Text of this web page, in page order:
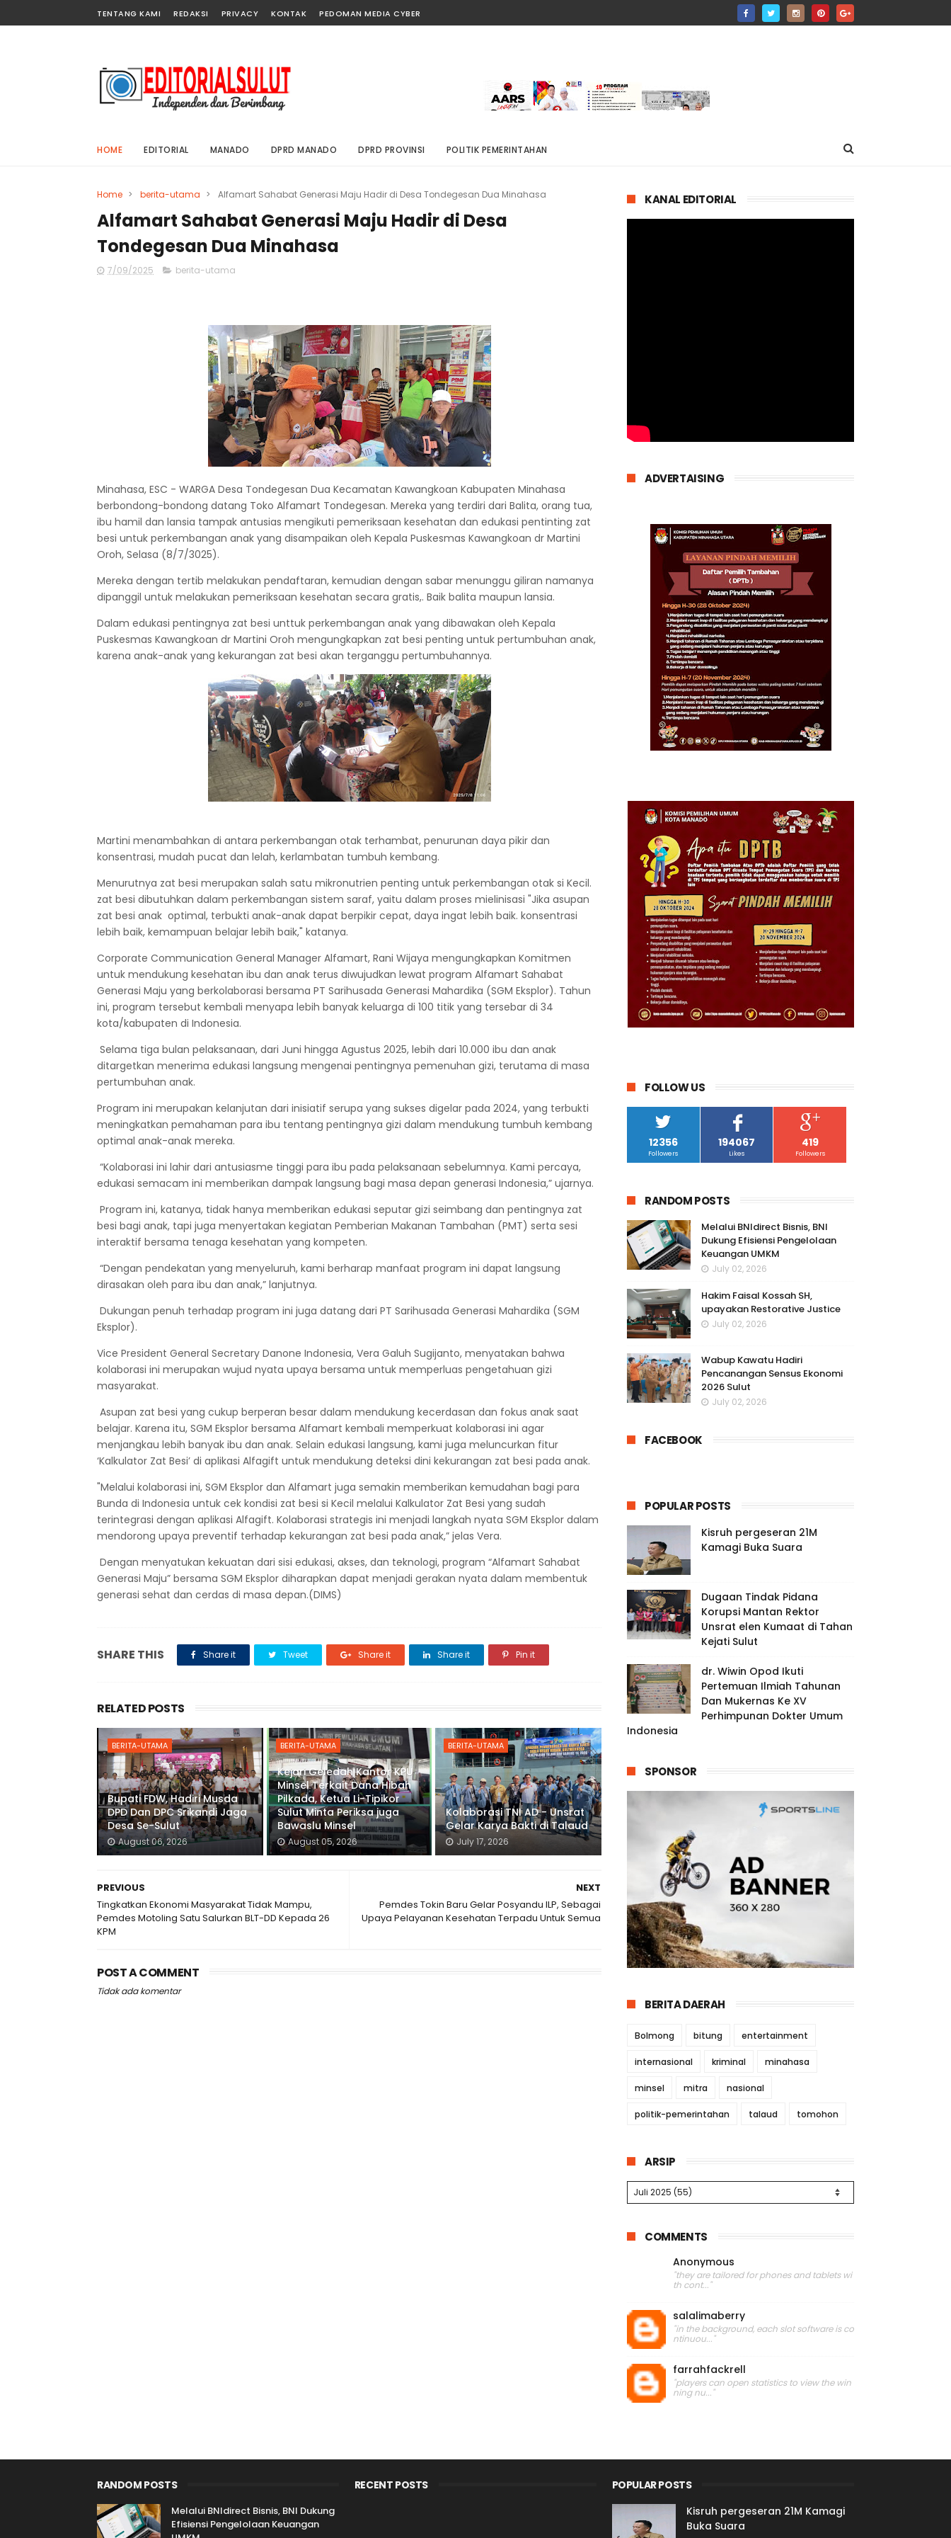
TENTANG KAMI REDAKSI PRIVACY KONTAK PEDOMAN MEDIA CYBER
HOME EDITORIAL MANADO DPRD MANADO DPRD PROVINSI POLITIK PEMERINTAHAN
Home > berita-utama > Alfamart Sahabat Generasi Maju Hadir di Desa Tondegesan Dua Minahasa
Alfamart Sahabat Generasi Maju Hadir di Desa
Tondegesan Dua Minahasa
7/09/2025 berita-utama
Minahasa, ESC - WARGA Desa Tondegesan Dua Kecamatan Kawangkoan Kabupaten Minahasa
berbondong-bondong datang Toko Alfamart Tondegesan. Mereka yang terdiri dari Balita, orang tua,
ibu hamil dan lansia tampak antusias mengikuti pemeriksaan kesehatan dan edukasi pentinting zat
besi untuk perkembangan anak yang disampaikan oleh Kepala Puskesmas Kawangkoan dr Martini
Oroh, Selasa (8/7/3025).
Mereka dengan tertib melakukan pendaftaran, kemudian dengan sabar menunggu giliran namanya
dipanggil untuk melakukan pemeriksaan kesehatan secara gratis,. Baik balita maupun lansia.
Dalam edukasi pentingnya zat besi unttuk perkembangan anak yang dibawakan oleh Kepala
Puskesmas Kawangkoan dr Martini Oroh mengungkapkan zat besi penting untuk pertumbuhan anak,
karena anak-anak yang kekurangan zat besi akan terganggu pertumbuhannya.
Martini menambahkan di antara perkembangan otak terhambat, penurunan daya pikir dan
konsentrasi, mudah pucat dan lelah, kerlambatan tumbuh kembang.
Menurutnya zat besi merupakan salah satu mikronutrien penting untuk perkembangan otak si Kecil.
zat besi dibutuhkan dalam perkembangan sistem saraf, yaitu dalam proses mielinisasi "Jika asupan
zat besi anak optimal, terbukti anak-anak dapat berpikir cepat, daya ingat lebih baik. konsentrasi
lebih baik, kemampuan belajar lebih baik," katanya.
Corporate Communication General Manager Alfamart, Rani Wijaya mengungkapkan Komitmen
untuk mendukung kesehatan ibu dan anak terus diwujudkan lewat program Alfamart Sahabat
Generasi Maju yang berkolaborasi bersama PT Sarihusada Generasi Mahardika (SGM Eksplor). Tahun
ini, program tersebut kembali menyapa lebih banyak keluarga di 100 titik yang tersebar di 34
kota/kabupaten di Indonesia.
Selama tiga bulan pelaksanaan, dari Juni hingga Agustus 2025, lebih dari 10.000 ibu dan anak
ditargetkan menerima edukasi langsung mengenai pentingnya pemenuhan gizi, terutama di masa
pertumbuhan anak.
Program ini merupakan kelanjutan dari inisiatif serupa yang sukses digelar pada 2024, yang terbukti
meningkatkan pemahaman para ibu tentang pentingnya gizi dalam mendukung tumbuh kembang
optimal anak-anak mereka.
“Kolaborasi ini lahir dari antusiasme tinggi para ibu pada pelaksanaan sebelumnya. Kami percaya,
edukasi semacam ini memberikan dampak langsung bagi masa depan generasi Indonesia,” ujarnya.
Program ini, katanya, tidak hanya memberikan edukasi seputar gizi seimbang dan pentingnya zat
besi bagi anak, tapi juga menyertakan kegiatan Pemberian Makanan Tambahan (PMT) serta sesi
interaktif bersama tenaga kesehatan yang kompeten.
“Dengan pendekatan yang menyeluruh, kami berharap manfaat program ini dapat langsung
dirasakan oleh para ibu dan anak,” lanjutnya.
Dukungan penuh terhadap program ini juga datang dari PT Sarihusada Generasi Mahardika (SGM
Eksplor).
Vice President General Secretary Danone Indonesia, Vera Galuh Sugijanto, menyatakan bahwa
kolaborasi ini merupakan wujud nyata upaya bersama untuk memperluas pengetahuan gizi
masyarakat.
Asupan zat besi yang cukup berperan besar dalam mendukung kecerdasan dan fokus anak saat
belajar. Karena itu, SGM Eksplor bersama Alfamart kembali memperkuat kolaborasi ini agar
menjangkau lebih banyak ibu dan anak. Selain edukasi langsung, kami juga meluncurkan fitur
‘Kalkulator Zat Besi’ di aplikasi Alfagift untuk mendukung deteksi dini kekurangan zat besi pada anak.
"Melalui kolaborasi ini, SGM Eksplor dan Alfamart juga semakin memberikan kemudahan bagi para
Bunda di Indonesia untuk cek kondisi zat besi si Kecil melalui Kalkulator Zat Besi yang sudah
terintegrasi dengan aplikasi Alfagift. Kolaborasi strategis ini menjadi langkah nyata SGM Eksplor dalam
mendorong upaya preventif terhadap kekurangan zat besi pada anak,” jelas Vera.
Dengan menyatukan kekuatan dari sisi edukasi, akses, dan teknologi, program “Alfamart Sahabat
Generasi Maju” bersama SGM Eksplor diharapkan dapat menjadi gerakan nyata dalam membentuk
generasi sehat dan cerdas di masa depan.(DIMS)
SHARE THIS Share it Tweet Share it Share it Pin it
RELATED POSTS
BERITA-UTAMA
Bupati FDW, Hadiri Musda
DPD Dan DPC Srikandi Jaga
Desa Se-Sulut
August 06, 2026
BERITA-UTAMA
Kejari Geledah Kantor KPU
Minsel Terkait Dana Hibah
Pilkada, Ketua Li-Tipikor
Sulut Minta Periksa juga
Bawaslu Minsel
August 05, 2026
BERITA-UTAMA
Kolaborasi TNI AD - Unsrat
Gelar Karya Bakti di Talaud
July 17, 2026
NEXT
Pemdes Tokin Baru Gelar Posyandu ILP, Sebagai
Upaya Pelayanan Kesehatan Terpadu Untuk Semua
PREVIOUS
Tingkatkan Ekonomi Masyarakat Tidak Mampu,
Pemdes Motoling Satu Salurkan BLT-DD Kepada 26
KPM
POST A COMMENT
Tidak ada komentar
KANAL EDITORIAL
ADVERTAISING
FOLLOW US
12356
Followers
194067
Likes
419
Followers
RANDOM POSTS
Melalui BNIdirect Bisnis, BNI
Dukung Efisiensi Pengelolaan
Keuangan UMKM
July 02, 2026
Hakim Faisal Kossah SH,
upayakan Restorative Justice
July 02, 2026
Wabup Kawatu Hadiri
Pencanangan Sensus Ekonomi
2026 Sulut
July 02, 2026
FACEBOOK
POPULAR POSTS
Kisruh pergeseran 21M
Kamagi Buka Suara
Dugaan Tindak Pidana
Korupsi Mantan Rektor
Unsrat elen Kumaat di Tahan
Kejati Sulut
dr. Wiwin Opod Ikuti
Pertemuan Ilmiah Tahunan
Dan Mukernas Ke XV
Perhimpunan Dokter Umum
Indonesia
SPONSOR
BERITA DAERAH
Bolmong bitung entertainment
internasional kriminal minahasa
minsel mitra nasional
politik-pemerintahan talaud tomohon
ARSIP
COMMENTS
Anonymous
"they are tailored for phones and tablets wi
th cont..."
salalimaberry
"in the background, each slot software is co
ntinuou..."
farrahfackrell
"players can open statistics to view the win
ning nu..."
RANDOM POSTS
Melalui BNIdirect Bisnis, BNI Dukung
Efisiensi Pengelolaan Keuangan
RECENT POSTS
POPULAR POSTS
Kisruh pergeseran 21M Kamagi
Buka Suara